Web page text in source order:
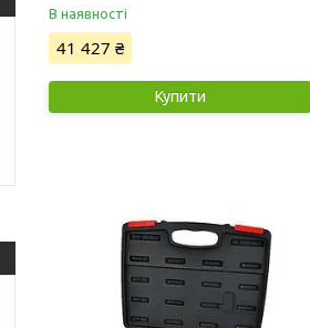
В наявності
41 427 ₴
Купити